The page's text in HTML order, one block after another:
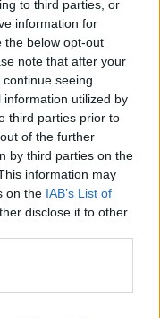
to third parties, or
information for
the below opt-out
note that after your
seeing
utilized by
third parties prior to
of the further
by third parties on the
information may
on the IAB’s List of
disclose it to other
καταγγείλει
στοιχίσει τη
με μη
ιρανικού
Χρυσή Άρκτο το
Τεχεράνη», ο
την